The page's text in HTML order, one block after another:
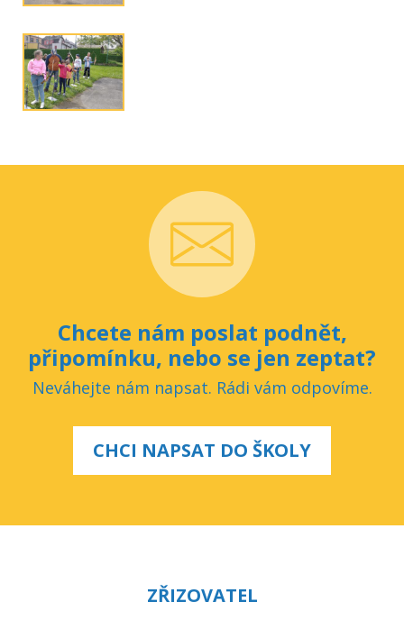
Chcete nám poslat podnět,
připomínku, nebo se jen zeptat?
Neváhejte nám napsat. Rádi vám odpovíme.
CHCI NAPSAT DO ŠKOLY
ZŘIZOVATEL